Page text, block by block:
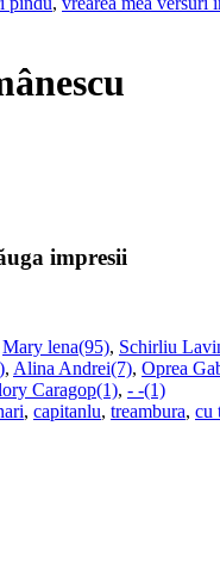
impresii
Mary lena(95), Schirliu
, Alina Andrei(7), Oprea
Caragop(1), - -(1)
, capitanlu, treambura, cu